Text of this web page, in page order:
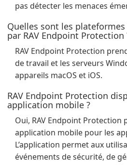
pas détecter les menaces
Quelles sont les
par RAV Endpoint Protection
RAV Endpoint Protection
de travail et les serveurs
appareils macOS et iOS.
RAV Endpoint Protection
application mobile ?
Oui, RAV Endpoint Protection
application mobile pour les
L’application permet aux
événements de sécurité, de